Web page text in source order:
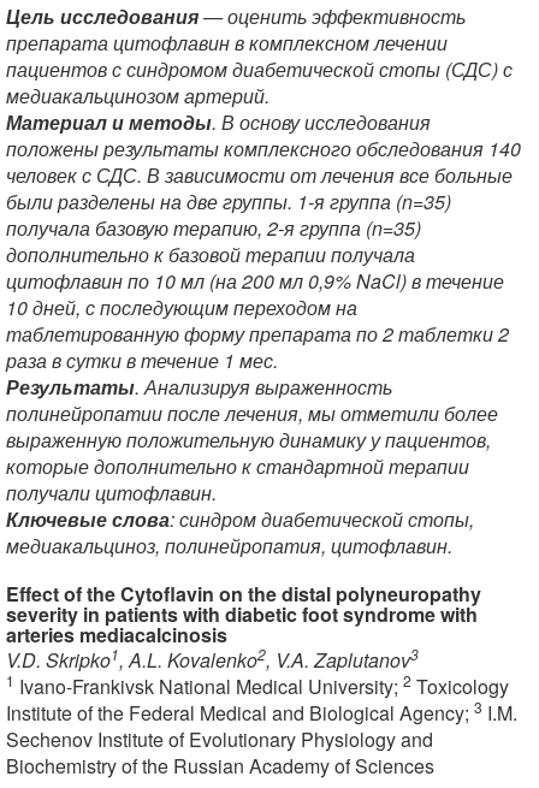
Цель исследования— оценить эффективность
препарата цитофлавин в комплексном лечении
пациентов с синдромом диабетической стопы (СДС) с
медиакальцинозом артерий.
Материал и методы. В основу исследования
положены результаты комплексного обследования 140
человек с СДС. В зависимости от лечения все больные
были разделены на две группы. 1-я группа (n=35)
получала базовую терапию, 2-я группа (n=35)
дополнительно к базовой терапии получала
цитофлавин по 10 мл (на 200 мл 0,9% NaCl) в течение
10 дней, с последующим переходом на
таблетированную форму препарата по 2 таблетки 2
раза в сутки в течение 1 мес.
Результаты. Анализируя выраженность
полинейропатии после лечения, мы отметили более
выраженную положительную динамику у пациентов,
которые дополнительно к стандартной терапии
получали цитофлавин.
Ключевые слова: синдром диабетической стопы,
медиакальциноз, полинейропатия, цитофлавин.
Effect of the Cytoflavin on the distal polyneuropathy
severity in patients with diabetic foot syndrome with
arteries mediacalcinosis
V.D. Skripko1, A.L. Kovalenko2, V.A. Zaplutanov3
1 Ivano-Frankivsk National Medical University; 2 Toxicology
Institute of the Federal Medical and Biological Agency; 3 I.M.
Sechenov Institute of Evolutionary Physiology and
Biochemistry of the Russian Academy of Sciences